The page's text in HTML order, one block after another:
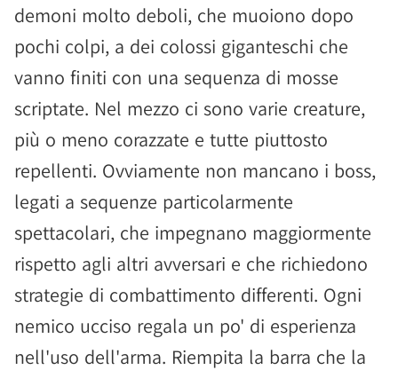
demoni molto deboli, che muoiono dopo
pochi colpi, a dei colossi giganteschi che
vanno finiti con una sequenza di mosse
scriptate. Nel mezzo ci sono varie creature,
più o meno corazzate e tutte piuttosto
repellenti. Ovviamente non mancano i boss,
legati a sequenze particolarmente
spettacolari, che impegnano maggiormente
rispetto agli altri avversari e che richiedono
strategie di combattimento differenti. Ogni
nemico ucciso regala un po' di esperienza
nell'uso dell'arma. Riempita la barra che la